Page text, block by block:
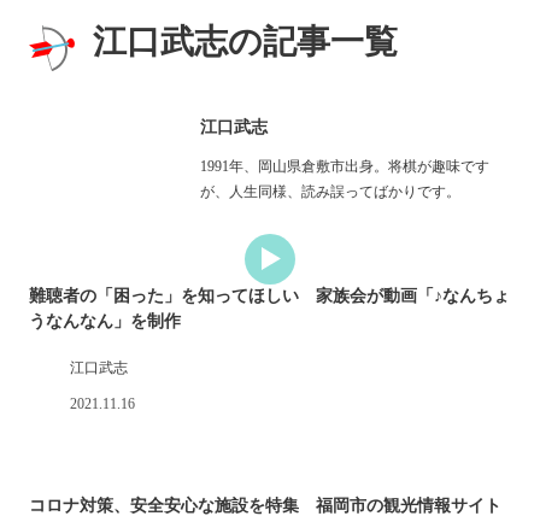
江口武志の記事一覧
江口武志
1991年、岡山県倉敷市出身。将棋が趣味です
が、人生同様、読み誤ってばかりです。
難聴者の「困った」を知ってほしい 家族会が動画「♪なんちょ
うなんなん」を制作
江口武志
2021.11.16
コロナ対策、安全安心な施設を特集 福岡市の観光情報サイト